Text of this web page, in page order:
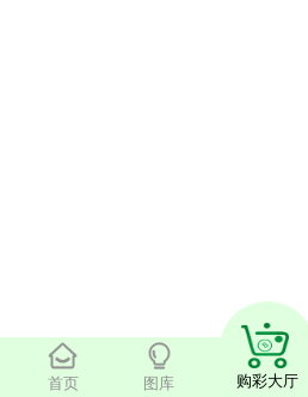
首页 图库 购彩大厅